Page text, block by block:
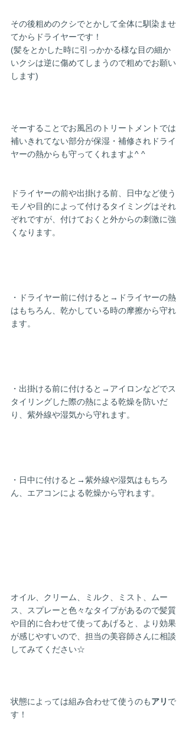
その後粗めのクシでとかして全体に馴染ませ
てからドライヤーです！
(髪をとかした時に引っかかる様な目の細か
いクシは逆に傷めてしまうので粗めでお願い
します)
そーすることでお風呂のトリートメントでは
補いきれてない部分が保湿・補修されドライ
ヤーの熱からも守ってくれますよ^ ^
ドライヤーの前や出掛ける前、日中など使う
モノや目的によって付けるタイミングはそれ
ぞれですが、付けておくと外からの刺激に強
くなります。
・ドライヤー前に付けると→ドライヤーの熱
はもちろん、乾かしている時の摩擦から守れ
ます。
・出掛ける前に付けると→アイロンなどでス
タイリングした際の熱による乾燥を防いだ
り、紫外線や湿気から守れます。
・日中に付けると→紫外線や湿気はもちろ
ん、エアコンによる乾燥から守れます。
オイル、クリーム、ミルク、ミスト、ムー
ス、スプレーと色々なタイプがあるので髪質
や目的に合わせて使ってあげると、より効果
が感じやすいので、担当の美容師さんに相談
してみてください☆
状態によっては組み合わせて使うのもアリ で
す！